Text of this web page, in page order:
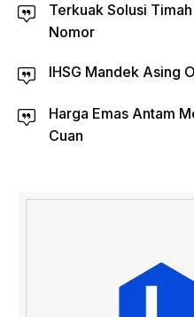
Terkuak Solusi
Nomor
IHSG Mandek Asing
Harga Emas Antam
Cuan